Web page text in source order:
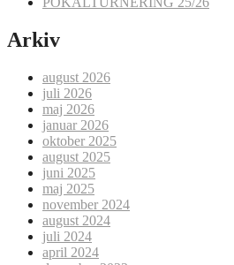
Arkiv
august 2026
juli 2026
maj 2026
januar 2026
oktober 2025
august 2025
juni 2025
maj 2025
november 2024
august 2024
juli 2024
april 2024